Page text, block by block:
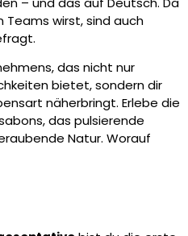
Teams wirst, sind auch
das nicht nur
bietet, sondern dir
näherbringt. Erlebe die
das pulsierende
Natur. Worauf